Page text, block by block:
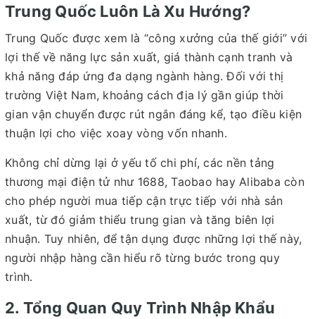
Trung Quốc Luôn Là Xu Hướng?
Trung Quốc được xem là “công xưởng của thế giới” với
lợi thế về năng lực sản xuất, giá thành cạnh tranh và
khả năng đáp ứng đa dạng ngành hàng. Đối với thị
trường Việt Nam, khoảng cách địa lý gần giúp thời
gian vận chuyển được rút ngắn đáng kể, tạo điều kiện
thuận lợi cho việc xoay vòng vốn nhanh.
Không chỉ dừng lại ở yếu tố chi phí, các nền tảng
thương mại điện tử như 1688, Taobao hay Alibaba còn
cho phép người mua tiếp cận trực tiếp với nhà sản
xuất, từ đó giảm thiểu trung gian và tăng biên lợi
nhuận. Tuy nhiên, để tận dụng được những lợi thế này,
người nhập hàng cần hiểu rõ từng bước trong quy
trình.
2. Tổng Quan Quy Trình Nhập Khẩu